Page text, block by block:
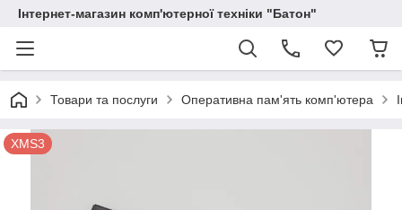
Інтернет-магазин комп'ютерної техніки "Батон"
Товари та послуги Оперативна пам'ять комп'ютера
XMS3